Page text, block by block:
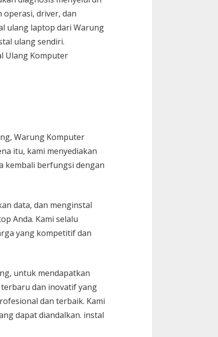
operasi, driver, dan
ulang laptop dari Warung
ulang sendiri.
Ulang Komputer
Warung Komputer
itu, kami menyediakan
kembali berfungsi dengan
data, dan menginstal
Anda. Kami selalu
yang kompetitif dan
untuk mendapatkan
dan inovatif yang
dan terbaik. Kami
dapat diandalkan. instal